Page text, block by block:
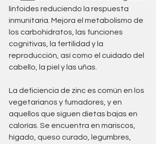
linfoides reduciendo la respuesta
inmunitaria. Mejora el metabolismo de
los carbohidratos, las funciones
cognitivas, la fertilidad y la
reproducción, así como el cuidado del
cabello, la piel y las uñas.
La deficiencia de zinc es común en los
vegetarianos y fumadores, y en
aquellos que siguen dietas bajas en
calorías. Se encuentra en mariscos,
hígado, queso curado, legumbres,